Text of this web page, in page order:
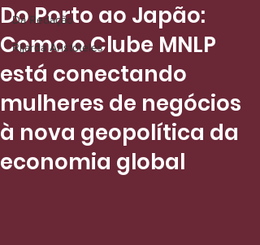
Da Redação
Rijarda Aristóteles
Do Porto ao Japão:
Como o Clube MNLP
está conectando
mulheres de negócios
à nova geopolítica da
economia global